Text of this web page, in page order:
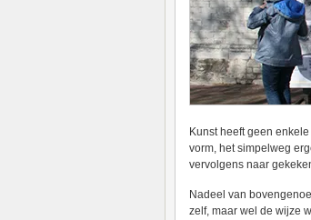
Kunst heeft geen
vorm, het simpelweg
vervolgens naar
Nadeel van
zelf, maar wel de wijze